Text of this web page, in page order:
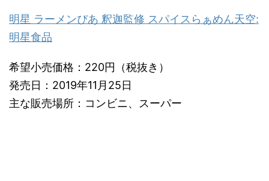
明星 ラーメンぴあ 釈迦監修 スパイスらぁめん天空:
明星食品
希望小売価格：220円（税抜き）
発売日：2019年11月25日
主な販売場所：コンビニ、スーパー